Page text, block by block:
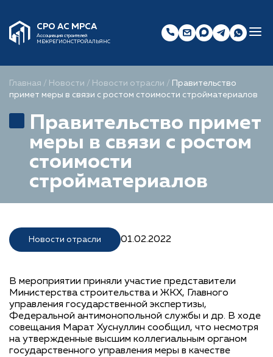
СРО АС МРСА
Ассоциация строителей
МЕЖРЕГИОНСТРОЙАЛЬЯНС
Главная / Новости / Новости отрасли /
Правительство
примет меры в связи с ростом стоимости стройматериалов
Правительство примет
меры в связи с ростом
стоимости
стройматериалов
Новости отрасли 01.02.2022
В мероприятии приняли участие представители
Министерства строительства и ЖКХ, Главного
управления государственной экспертизы,
Федеральной антимонопольной службы и др. В ходе
совещания Марат Хуснуллин сообщил, что несмотря
на утвержденные высшим коллегиальным органом
государственного управления меры в качестве